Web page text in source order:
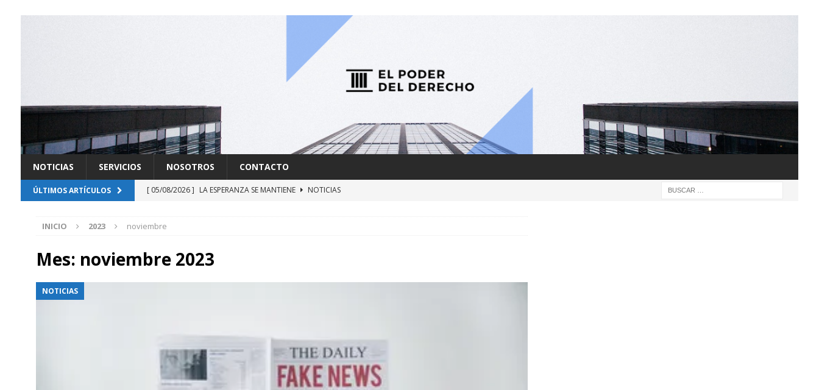
NOTICIAS SERVICIOS NOSOTROS CONTACTO
ÚLTIMOS ARTÍCULOS [ 05/08/2026 ] LA ESPERANZA SE MANTIENE
NOTICIAS
[ 21/07/2026 ]
[ 20/07/2026 ] GABINETE EN LA SOMBRA
INICIO 2023 noviembre
Mes: noviembre 2023
NOTICIAS